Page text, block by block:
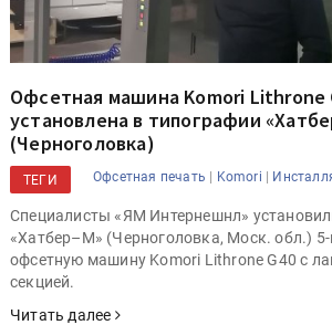
Офсетная машина Komori Lithrone
установлена в типографии
(Черноголовка)
ТЕГИ Офсетная печать | Komori |
Специалисты «ЯМ Интернешнл»
«Хатбер–М» (Черноголовка, Моск. обл.)
офсетную машину Komori Lithrone G40 с
секцией.
Читать далее